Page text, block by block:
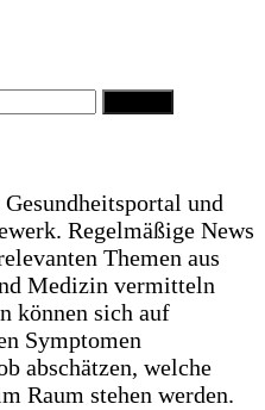
und
Regelmäßige News
Themen aus
Medizin vermitteln
können sich auf
Symptomen
abschätzen, welche
Raum stehen werden.